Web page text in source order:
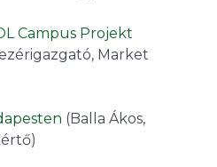
Campus Projekt
Market
(Balla Ákos,